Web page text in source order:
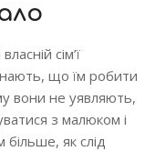
сім’ї
що їм робити
вони не уявляють,
з малюком і
як слід